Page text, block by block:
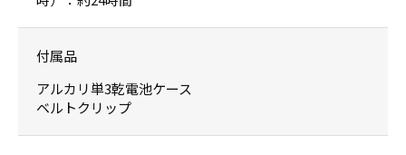
付属品
アルカリ単3乾電池ケース
ベルトクリップ